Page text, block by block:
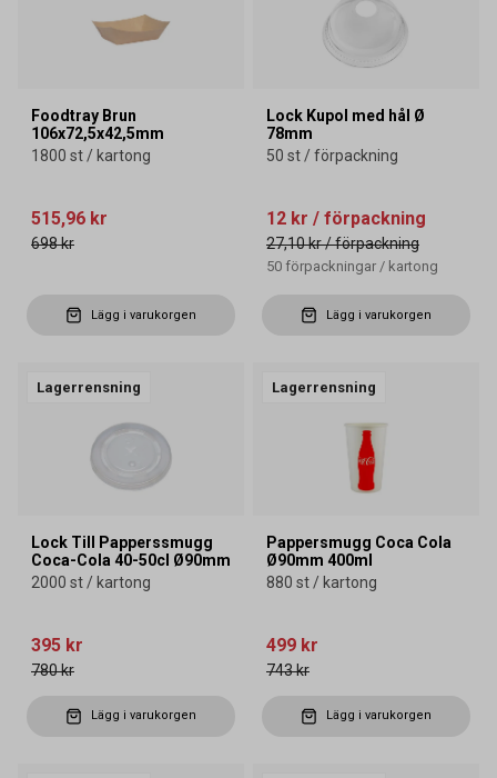
Foodtray Brun
106x72,5x42,5mm
1800 st / kartong
515,96 kr
698 kr
Lägg i varukorgen
Lock Kupol med hål Ø
78mm
50 st / förpackning
12 kr / förpackning
27,10 kr/ förpackning
50 förpackningar / kartong
Lägg i varukorgen
Lagerrensning
Lock Till Papperssmugg
Coca-Cola 40-50cl Ø90mm
2000 st / kartong
395 kr
780 kr
Lägg i varukorgen
Lagerrensning
Pappersmugg Coca Cola
Ø90mm 400ml
880 st / kartong
499 kr
743 kr
Lägg i varukorgen